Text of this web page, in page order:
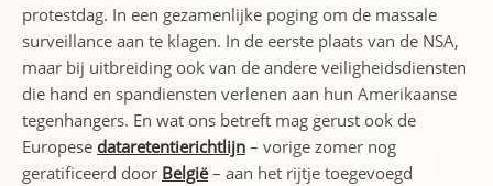
protestdag. In een gezamenlijke poging om de massale
surveillance aan te klagen. In de eerste plaats van de NSA,
maar bij uitbreiding ook van de andere veiligheidsdiensten
die hand en spandiensten verlenen aan hun Amerikaanse
tegenhangers. En wat ons betreft mag gerust ook de
Europese dataretentierichtlijn – vorige zomer nog
geratificeerd door België– aan het rijtje toegevoegd